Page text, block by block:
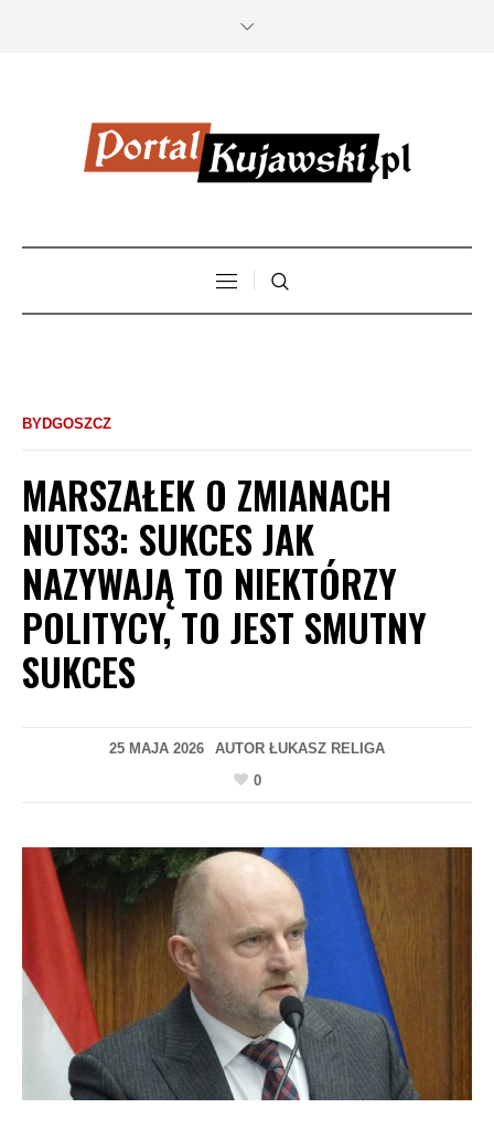
BYDGOSZCZ
MARSZAŁEK O ZMIANACH
NUTS3: SUKCES JAK
NAZYWAJĄ TO NIEKTÓRZY
POLITYCY, TO JEST SMUTNY
SUKCES
25 MAJA 2026 AUTOR ŁUKASZ RELIGA
0